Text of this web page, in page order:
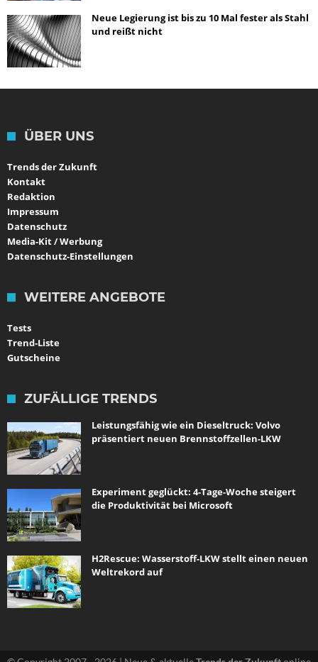
Neue Legierung ist bis zu 10 Mal fester als Stahl
und reißt nicht
ÜBER UNS
Trends der Zukunft
Kontakt
Redaktion
Impressum
Datenschutz
Media-Kit / Werbung
Datenschutz-Einstellungen
WEITERE ANGEBOTE
Tests
Trend-Liste
Gutscheine
ZUFÄLLIGE TRENDS
Leistungsfähig wie ein Dieseltruck: Volvo
präsentiert neuen Brennstoffzellen-LKW
Experiment geglückt: 4-Tage-Woche steigert
die Produktivität bei Microsoft
H2Rescue: Wasserstoff-LKW stellt einen neuen
Weltrekord auf